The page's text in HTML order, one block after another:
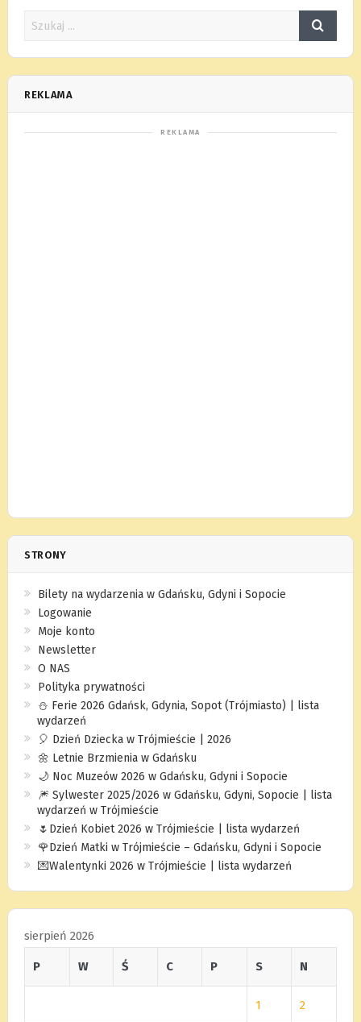
REKLAMA
STRONY
Bilety na wydarzenia w Gdańsku, Gdyni i Sopocie
Logowanie
Moje konto
Newsletter
O NAS
Polityka prywatności
⛄️ Ferie 2026 Gdańsk, Gdynia, Sopot (Trójmiasto) | lista
wydarzeń
🎈 Dzień Dziecka w Trójmieście | 2026
🌼 Letnie Brzmienia w Gdańsku
🌙 Noc Muzeów 2026 w Gdańsku, Gdyni i Sopocie
🎆 Sylwester 2025/2026 w Gdańsku, Gdyni, Sopocie | lista
wydarzeń w Trójmieście
🌷Dzień Kobiet 2026 w Trójmieście | lista wydarzeń
🌹Dzień Matki w Trójmieście – Gdańsku, Gdyni i Sopocie
💌Walentynki 2026 w Trójmieście | lista wydarzeń
sierpień 2026
P W Ś C P S N
1 2